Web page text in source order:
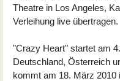
Theatre in Los Angeles,
Verleihung live übertragen.
"Crazy Heart" startet am
Deutschland, Österreich
kommt am 18. März 2010